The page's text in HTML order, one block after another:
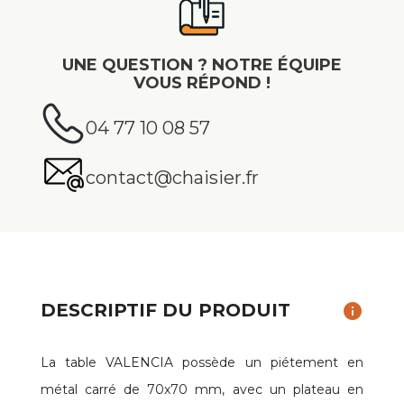
UNE QUESTION ? NOTRE ÉQUIPE
VOUS RÉPOND !
04 77 10 08 57
contact@chaisier.fr
DESCRIPTIF DU PRODUIT info
La table VALENCIA possède un piétement en
métal carré de 70x70 mm, avec un plateau en